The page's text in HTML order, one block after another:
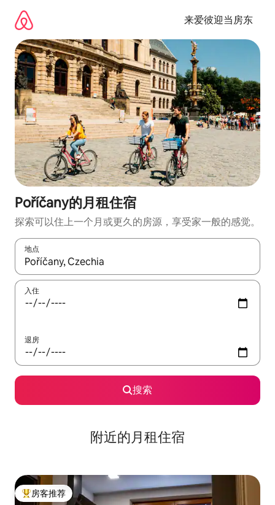
来爱彼迎当房东
Poříčany的月租住宿
探索可以住上一个月或更久的房源，享受家一般的感觉。
地点
如有搜索结果，请使用上下方向键查看，或通过点击或滑动手势
入住
退房
搜索
附近的月租住宿
热门「房客推荐」
房客推荐